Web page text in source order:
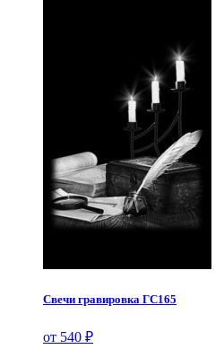
Свечи гравировка ГС165
от 540 ₽